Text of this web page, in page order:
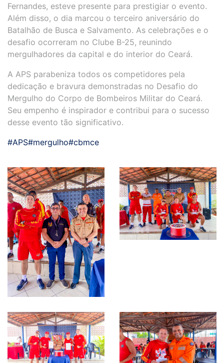
Fernandes, esteve presente para prestigiar o evento.
Além disso, o dia marcou o terceiro aniversário do
Batalhão de Busca e Salvamento. As celebrações e o
desafio ocorreram no Clube B-25, reunindo
mergulhadores da capital e do interior do Ceará.
A APS parabeniza todos os competidores pela
dedicação e bravura demonstradas no Desafio do
Mergulho do Corpo de Bombeiros Militar do Ceará.
Seu empenho é inspirador e contribui para o sucesso
desse evento tão significativo.
#APS#mergulho#cbmce